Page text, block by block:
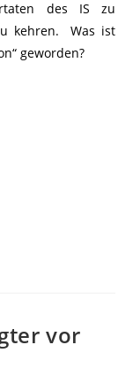
des IS zu
kehren. Was ist
geworden?
vor